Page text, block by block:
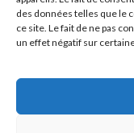
des données telles que le
ce site. Le fait de ne pas
un effet négatif sur
CONSOMMER
VENTE AUX